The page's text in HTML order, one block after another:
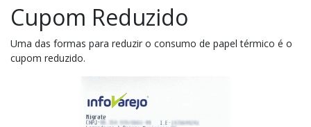
Cupom Reduzido
Uma das formas para reduzir o consumo de papel térmico é o
cupom reduzido.